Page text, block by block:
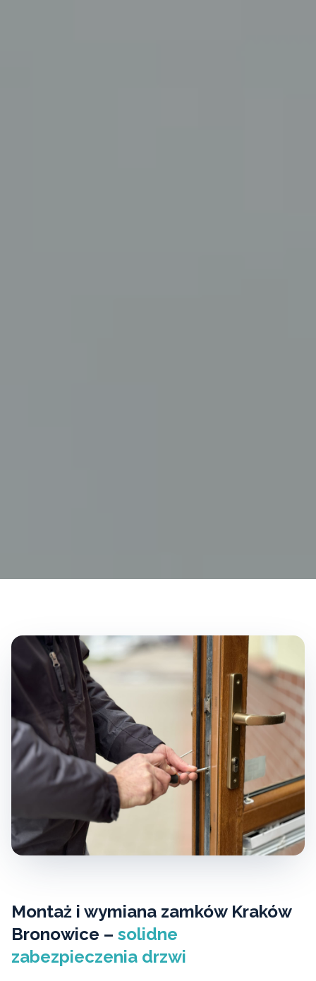
Montaż i wymiana zamków Kraków
Bronowice – solidne
zabezpieczenia drzwi